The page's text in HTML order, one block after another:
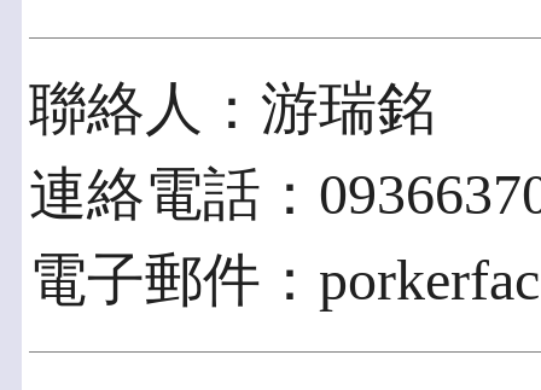
聯絡人：游瑞銘
連絡電話：
電子郵件：